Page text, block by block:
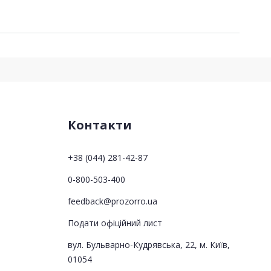
Контакти
+38 (044) 281-42-87
0-800-503-400
feedback@prozorro.ua
Подати офіційний лист
вул. Бульварно-Кудрявська, 22, м. Київ,
01054